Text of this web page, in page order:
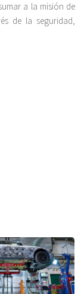
a la misión de
de la seguridad,